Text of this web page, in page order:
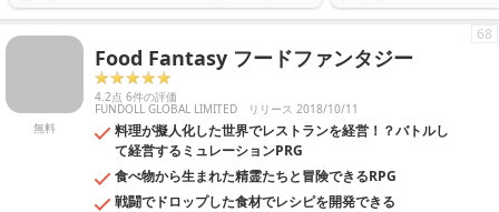
無料
Food Fantasy フードファンタジー
4.2点 6件の評価
FUNDOLL GLOBAL LIMITED リリース 2018/10/11
料理が擬人化した世界でレストランを経営！？バトルし
て経営するミュレーションPRG
食べ物から生まれた精霊たちと冒険できるRPG
戦闘でドロップした食材でレシピを開発できる
68